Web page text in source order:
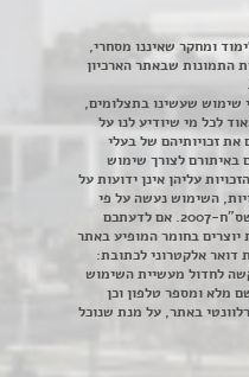
ומחקר שאיננו מסחרי,
התמונות שבאתר הארכיון
שימוש שעשינו בתצלומים,
לכל מי שיודיע לנו על
את זכויותיהם של בעלי
באיתורם לצורך שימוש
עליהן אינן ידועות על
השימוש נעשה על פי
סעיף 27א לחוק זכויות יוצרים תשס"ח-2007. אם לדעתכם
יוצרים בחומר המופיע באתר
דואר אלקטרוני לכתובת:
לחדול מעשיית השימוש
מלא ומספר טלפון וכן
באתר, על מנת שנוכל